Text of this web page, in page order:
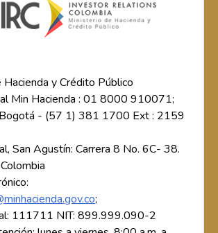
y Crédito Público
Min Hacienda : 01 8000 910071;
- (57 1) 381 1700 Ext : 2159
San Agustín: Carrera 8 No. 6C- 38.
;
111711 NIT: 899.999.090-2